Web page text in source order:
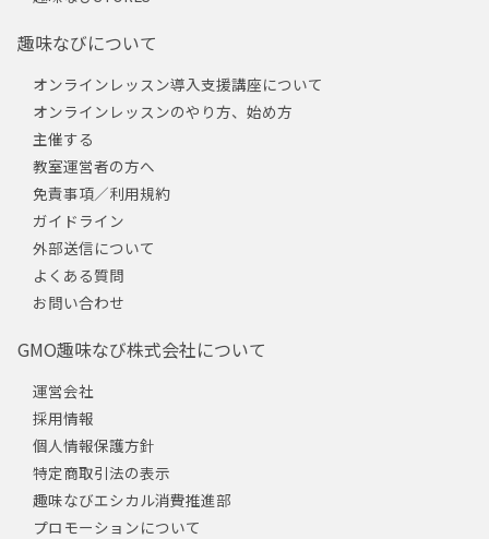
趣味なびについて
オンラインレッスン導入支援講座について
オンラインレッスンのやり方、始め方
主催する
教室運営者の方へ
免責事項／利用規約
ガイドライン
外部送信について
よくある質問
お問い合わせ
GMO趣味なび株式会社について
運営会社
採用情報
個人情報保護方針
特定商取引法の表示
趣味なびエシカル消費推進部
プロモーションについて